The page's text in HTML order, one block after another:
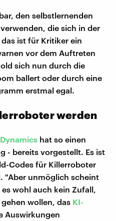
den selbstlernenden
die sich in der
ist für Kritiker ein
vor dem Auftreten
sich nun durch die
ballert oder durch eine
erstmal egal.
werden
hat so einen
- bereits vorgestellt. Es ist
Codes für Killerroboter
"Aber unmöglich scheint
wohl auch kein Zufall,
wollen, das KI-
Auswirkungen